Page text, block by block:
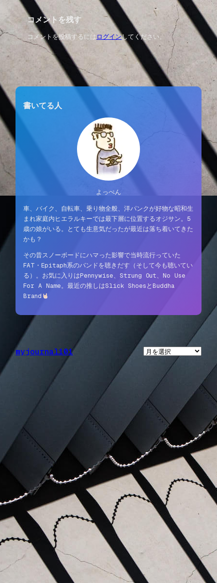
コメントを残す
コメントを投稿するには ログインしてください。
書いてる人
よっぺん
車、バイク、自転車、乗り物全般、洋パンクが好物な昭和生
まれ家庭内ヒエラルキーでは最下層に位置するオジサン。5
歳の娘がいる。とても生意気だったが最近は落ち着いてきた
かも？
その昔スノーボードにハマった影響で当時流行っていた
FAT・Epitaph系のバンドを聴きだす（そして今も聴いてい
る）。お気に入りはPennywise、Strung Out、No Use
For A Name。最近の推しはSlick ShoesとBuddha
Brand
myjournal101
ア